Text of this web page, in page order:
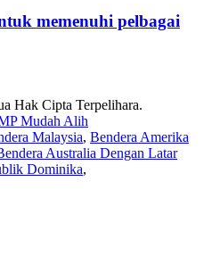
memenuhi pelbagai
Hak Cipta Terpelihara.
Mudah Alih
Malaysia, Bendera Amerika
Australia Dengan Latar
Dominika,